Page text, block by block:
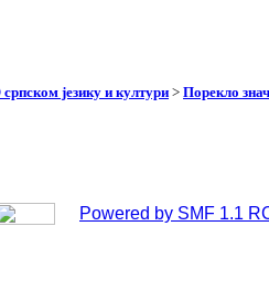
језику и култури > Порекло
Powered by SMF 1.1